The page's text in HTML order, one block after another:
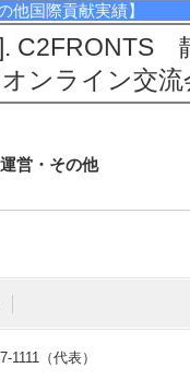
他国際貢献実績】
C2FRONTS
オンライン交
営・その他
（代表）